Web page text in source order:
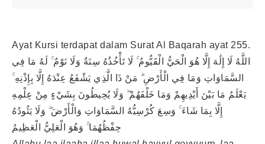
Ayat Kursi terdapat dalam Surat Al Baqarah ayat 255.
اللَّهُ لَا إِلَٰهَ إِلَّا هُوَ الْحَيُّ الْقَيُّومُ ۚ لَا تَأْخُذُهُ سِنَةٌ وَلَا نَوْمٌ ۚ لَهُ مَا فِي
السَّمَاوَاتِ وَمَا فِي الْأَرْضِ ۗ مَنْ ذَا الَّذِي يَشْفَعُ عِنْدَهُ إِلَّا بِإِذْنِهِ ۚ
يَعْلَمُ مَا بَيْنَ أَيْدِيهِمْ وَمَا خَلْفَهُمْ ۖ وَلَا يُحِيطُونَ بِشَيْءٍ مِنْ عِلْمِهِ
إِلَّا بِمَا شَاءَ ۚ وَسِعَ كُرْسِيُّهُ السَّمَاوَاتِ وَالْأَرْضَ ۖ وَلَا يَئُودُهُ
حِفْظُهُمَا ۚ وَهُوَ الْعَلِيُّ الْعَظِيمُ